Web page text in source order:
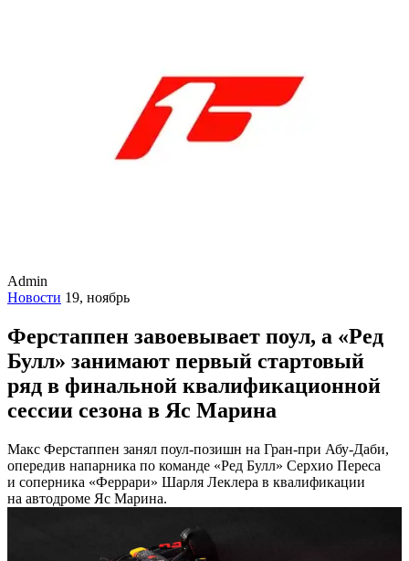
Admin
Новости 19, ноябрь
Ферстаппен завоевывает поул, а «Ред
Булл» занимают первый стартовый
ряд в финальной квалификационной
сессии сезона в Яс Марина
Макс Ферстаппен занял поул-позишн на Гран-при Абу-Даби,
опередив напарника по команде «Ред Булл» Серхио Переса
и соперника «Феррари» Шарля Леклера в квалификации
на автодроме Яс Марина.